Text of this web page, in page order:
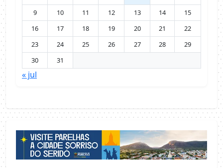
9
10 11 12 13 14
15
16
17 18 19 20 21
22
23
24 25 26 27 28
29
30
31
« jul